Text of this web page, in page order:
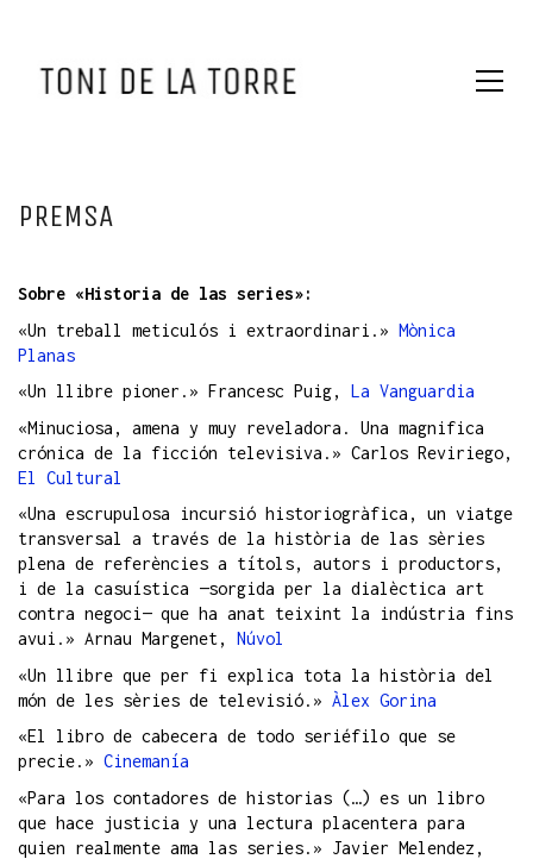
PREMSA
Sobre «Historia de las series»:
«Un treball meticulós i extraordinari.» Mònica
Planas
«Un llibre pioner.» Francesc Puig, La Vanguardia
«Minuciosa, amena y muy reveladora. Una magnifica
crónica de la ficción televisiva.» Carlos Reviriego,
El Cultural
«Una escrupulosa incursió historiogràfica, un viatge
transversal a través de la història de las sèries
plena de referències a títols, autors i productors,
i de la casuística —sorgida per la dialèctica art
contra negoci— que ha anat teixint la indústria fins
avui.» Arnau Margenet, Núvol
«Un llibre que per fi explica tota la història del
món de les sèries de televisió.» Àlex Gorina
«El libro de cabecera de todo seriéfilo que se
precie.» Cinemanía
«Para los contadores de historias (…) es un libro
que hace justicia y una lectura placentera para
quien realmente ama las series.» Javier Melendez,